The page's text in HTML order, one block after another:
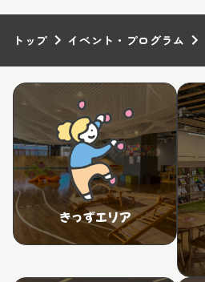
トップ イベント・プログラム
きっずエリア